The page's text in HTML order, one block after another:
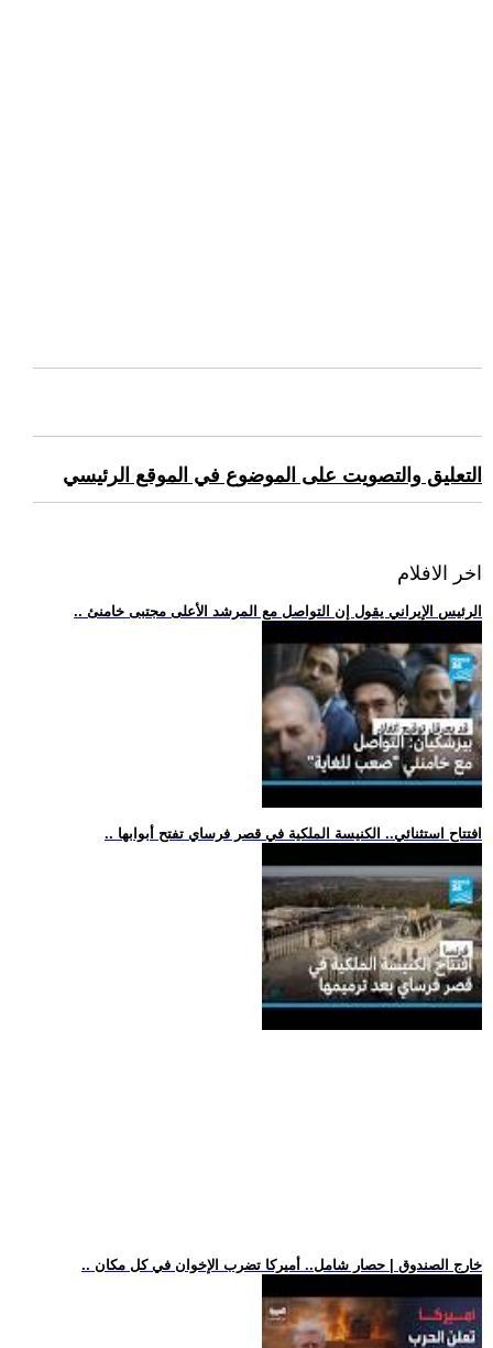
التعليق والتصويت على الموضوع في الموقع الرئيسي
اخر الافلام
.. الرئيس الإيراني يقول إن التواصل مع المرشد الأعلى مجتبى خامنئ
.. افتتاح استثنائي.. الكنيسة الملكية في قصر فرساي تفتح أبوابها
.. خارج الصندوق | حصار شامل.. أميركا تضرب الإخوان في كل مكان